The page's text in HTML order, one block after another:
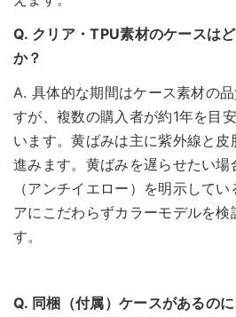
Q. クリア・TPU素材のケースは
か？
A. 具体的な期間はケース素材の
すが、複数の購入者が約1年を目
います。黄ばみは主に紫外線と
進みます。黄ばみを遅らせたい
（アンチイエロー）を明示して
アにこだわらずカラーモデルを検
す。
Q. 同梱（付属）ケースがあるの